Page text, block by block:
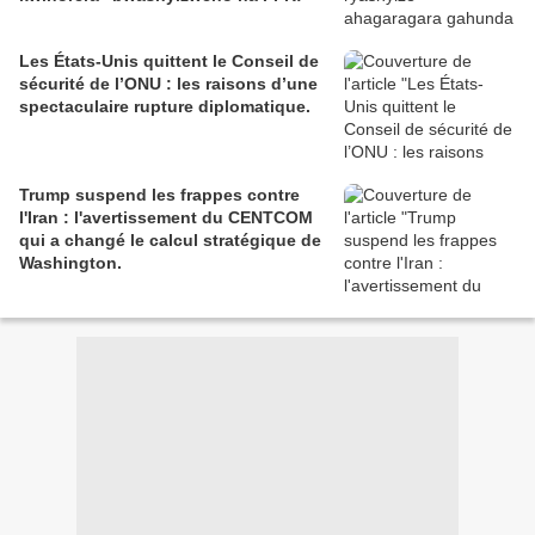
Les États-Unis quittent le Conseil de
sécurité de l’ONU : les raisons d’une
spectaculaire rupture diplomatique.
Trump suspend les frappes contre
l'Iran : l'avertissement du CENTCOM
qui a changé le calcul stratégique de
Washington.